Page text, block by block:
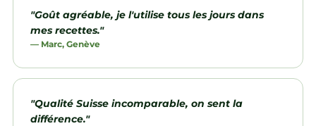
"Goût agréable, je l'utilise tous les jours dans
mes recettes."
— Marc, Genève
"Qualité Suisse incomparable, on sent la
différence."